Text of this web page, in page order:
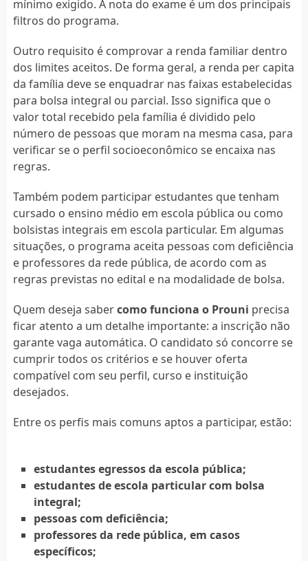
mínimo exigido. A nota do exame é um dos principais
filtros do programa.
Outro requisito é comprovar a renda familiar dentro
dos limites aceitos. De forma geral, a renda per capita
da família deve se enquadrar nas faixas estabelecidas
para bolsa integral ou parcial. Isso significa que o
valor total recebido pela família é dividido pelo
número de pessoas que moram na mesma casa, para
verificar se o perfil socioeconômico se encaixa nas
regras.
Também podem participar estudantes que tenham
cursado o ensino médio em escola pública ou como
bolsistas integrais em escola particular. Em algumas
situações, o programa aceita pessoas com deficiência
e professores da rede pública, de acordo com as
regras previstas no edital e na modalidade de bolsa.
Quem deseja sabercomo funciona o Prouni precisa
ficar atento a um detalhe importante: a inscrição não
garante vaga automática. O candidato só concorre se
cumprir todos os critérios e se houver oferta
compatível com seu perfil, curso e instituição
desejados.
Entre os perfis mais comuns aptos a participar, estão:
estudantes egressos da escola pública;
estudantes de escola particular com bolsa
integral;
pessoas com deficiência;
professores da rede pública, em casos
específicos;